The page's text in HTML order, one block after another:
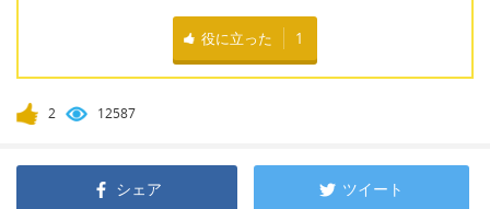
役に立った 1
2 12587
シェア ツイート